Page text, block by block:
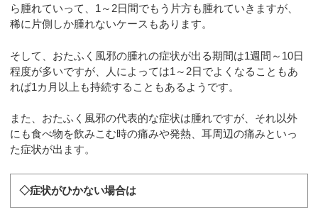
ら腫れていって、1～2日間でもう片方も腫れていきますが、
稀に片側しか腫れないケースもあります。
そして、おたふく風邪の腫れの症状が出る期間は1週間～10日
程度が多いですが、人によっては1～2日でよくなることもあ
れば1カ月以上も持続することもあるようです。
また、おたふく風邪の代表的な症状は腫れですが、それ以外
にも食べ物を飲みこむ時の痛みや発熱、耳周辺の痛みといっ
た症状が出ます。
◇症状がひかない場合は